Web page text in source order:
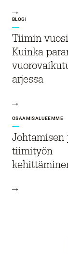
BLOGI
Tiimin
Kuinka
arjessa
OSAAMISALUEEMME
Johtamisen
tiimityön